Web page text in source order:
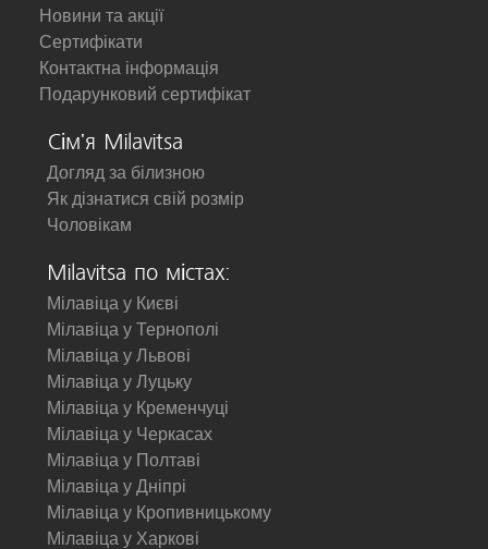
Новини та акції
Сертифікати
Контактна інформація
Подарунковий сертифікат
Сім'я Milavitsa
Догляд за білизною
Як дізнатися свій розмір
Чоловікам
Milavitsa по містах:
Мілавіца у Києві
Мілавіца у Тернополі
Мілавіца у Львові
Мілавіца у Луцьку
Мілавіца у Кременчуці
Мілавіца у Черкасах
Мілавіца у Полтаві
Мілавіца у Дніпрі
Мілавіца у Кропивницькому
Мілавіца у Харкові